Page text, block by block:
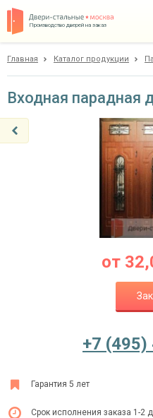
Производство дверей на заказ
Покупателям
О компании
+7 (495)
Главная Каталог продукции
Входная парадная
от
+7
Гарантия 5 лет
Срок исполнения заказа 1-2